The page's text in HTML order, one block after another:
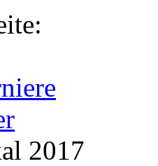
2017